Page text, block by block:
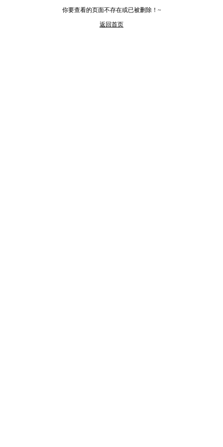
你要查看的页面不存在或已被删除！~
返回首页